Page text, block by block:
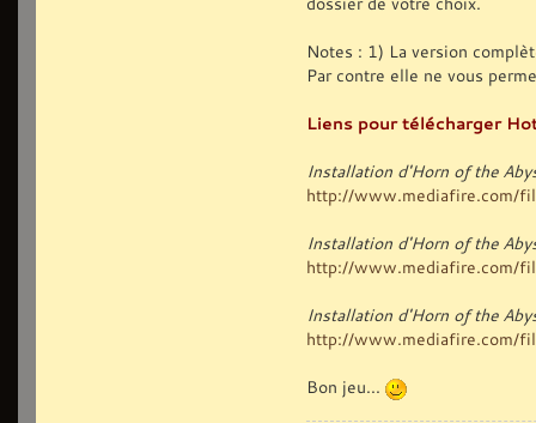
Notes : 1) La version
Par contre elle ne vous
Liens pour télécharger
Installation d'Horn of the
http://www.mediafire.com/
Installation d'Horn of the
http://www.mediafire.com/
Installation d'Horn of the
http://www.mediafire.com/
Bon jeu...